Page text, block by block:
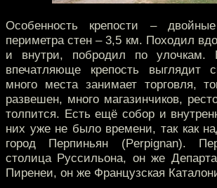
Особенность крепости –
периметра стен – 3,5 км. Походил
и внутри, побродил по улочкам.
впечатляюще крепость выглядит
много места занимает торговля,
развешен, много магазинчиков,
толпится. Есть ещё собор и
них уже не было времени, так как
город Перпиньян (Perpignan).
столица Руссильона, он же
Пиренеи, он же Французская